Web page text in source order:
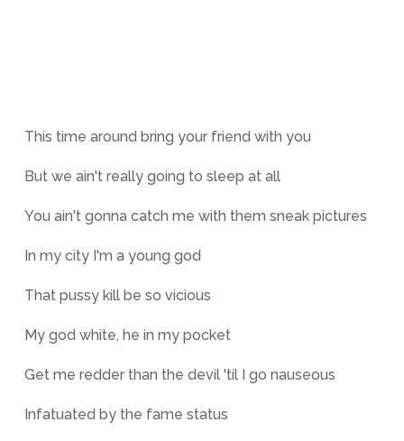
This time around bring your friend with you
But we ain't really going to sleep at all
You ain't gonna catch me with them sneak pictures
In my city I'm a young god
That pussy kill be so vicious
My god white, he in my pocket
Get me redder than the devil 'til I go nauseous
Infatuated by the fame status